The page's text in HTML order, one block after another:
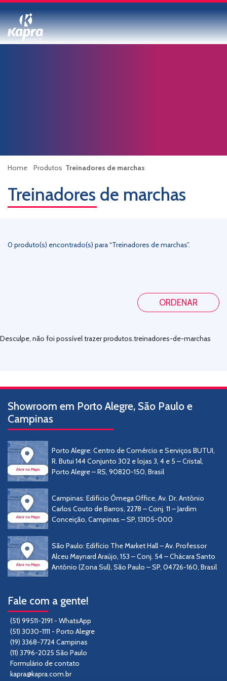
Home Produtos Treinadores de marchas
Treinadores de marchas
0 produto(s) encontrado(s) para “Treinadores de marchas”.
ORDENAR
De A-Z
Desculpe, não foi possível trazer produtos.treinadores-de-marchas
Showroom em Porto Alegre, São Paulo e
Campinas
Porto Alegre: Centro de Comércio e Serviços BUTUI,
R. Butui 144 Conjunto 302 e lojas 3, 4 e 5 – Cristal,
Porto Alegre – RS, 90820-150, Brasil
Campinas: Edifício Ômega Office, Av. Dr. Antônio
Carlos Couto de Barros, 2278 – Conj. 11 – Jardim
Conceição, Campinas – SP, 13105-000
São Paulo: Edifício The Market Hall – Av. Professor
Alceu Maynard Araújo, 153 – Conj. 54 – Chácara Santo
Antônio (Zona Sul), São Paulo – SP, 04726-160, Brasil
Fale com a gente!
(51) 99511-2191 - WhatsApp
(51) 3030-1111 - Porto Alegre
(19) 3368-7724 Campinas
(11) 3796-2025 São Paulo
Formulário de contato
kapra@kapra.com.br